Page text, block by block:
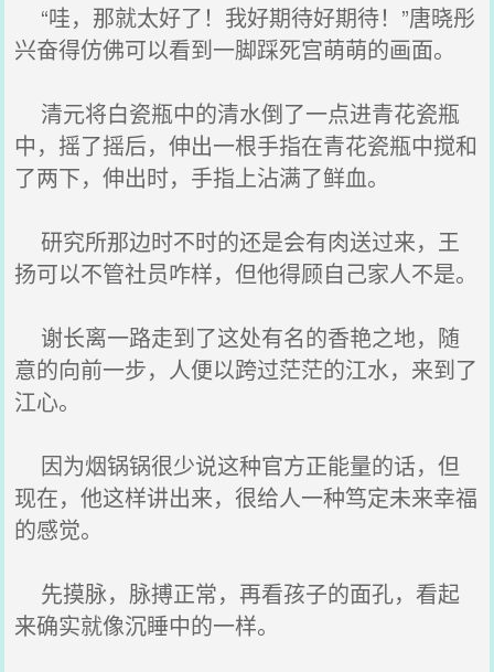
“哇，那就太好了！我好期待好期待！”唐晓彤
兴奋得仿佛可以看到一脚踩死宫萌萌的画面。
清元将白瓷瓶中的清水倒了一点进青花瓷瓶
中，摇了摇后，伸出一根手指在青花瓷瓶中搅和
了两下，伸出时，手指上沾满了鲜血。
研究所那边时不时的还是会有肉送过来，王
扬可以不管社员咋样，但他得顾自己家人不是。
谢长离一路走到了这处有名的香艳之地，随
意的向前一步，人便以跨过茫茫的江水，来到了
江心。
因为烟锅锅很少说这种官方正能量的话，但
现在，他这样讲出来，很给人一种笃定未来幸福
的感觉。
先摸脉，脉搏正常，再看孩子的面孔，看起
来确实就像沉睡中的一样。